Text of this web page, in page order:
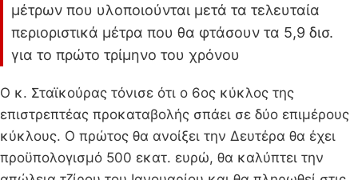
μέτρων που υλοποιούνται μετά τα τελευταία
περιοριστικά μέτρα που θα φτάσουν τα 5,9 δισ.
για το πρώτο τρίμηνο του χρόνου
Ο κ. Σταϊκούρας τόνισε ότι ο 6ος κύκλος της
επιστρεπτέας προκαταβολής σπάει σε δύο επιμέρους
κύκλους. Ο πρώτος θα ανοίξει την Δευτέρα θα έχει
προϋπολογισμό 500 εκατ. ευρώ, θα καλύπτει την